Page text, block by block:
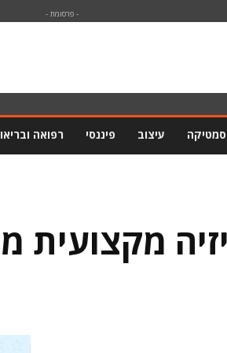
- פרסומת -
עיצוב פיננסי רפואה
מקצועית